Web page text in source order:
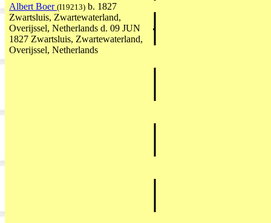
Albert Boer (I19213) b. 1827
Zwartsluis, Zwartewaterland,
Overijssel, Netherlands d. 09 JUN
1827 Zwartsluis, Zwartewaterland,
Overijssel, Netherlands